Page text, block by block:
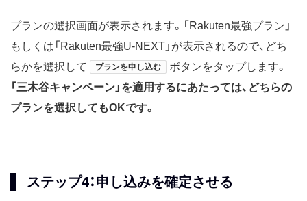
プランの選択画面が表示されます。「Rakuten最強プラン」
もしくは「Rakuten最強U-NEXT」が表示されるので、どち
らかを選択して
プランを申し込む
ボタンをタップします。
「三木谷キャンペーン」を適用するにあたっては、どちらの
プランを選択してもOKです。
ステップ4：申し込みを確定させる